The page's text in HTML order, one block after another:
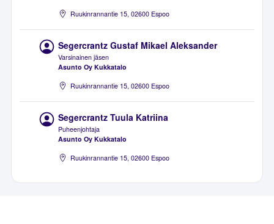
Ruukinrannantie 15, 02600 Espoo
Segercrantz Gustaf Mikael Aleksander
Varsinainen jäsen
Asunto Oy Kukkatalo
Ruukinrannantie 15, 02600 Espoo
Segercrantz Tuula Katriina
Puheenjohtaja
Asunto Oy Kukkatalo
Ruukinrannantie 15, 02600 Espoo